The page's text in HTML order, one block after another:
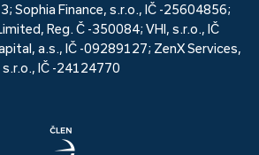
Sophia Finance, s.r.o., IČ -25604856;
Reg. Č -350084; VHI, s.r.o., IČ
a.s., IČ -09289127; ZenX Services,
s.r.o., IČ -24124770